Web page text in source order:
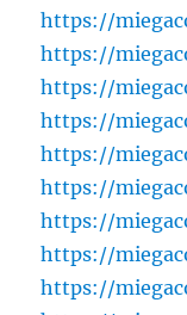
https://
https://
https://
https://
https://
https://
https://
https://
https://